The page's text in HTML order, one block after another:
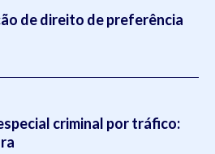
de direito de preferência
criminal por tráfico: